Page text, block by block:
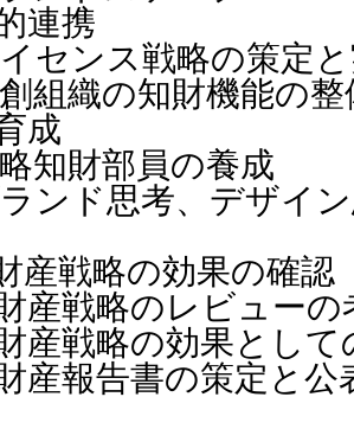
連携
ンス戦略の策定と
織の知財機能の整
成
財部員の養成
ド思考、デザイン
産戦略の効果の確認
産戦略のレビューの
産戦略の効果として
産報告書の策定と公